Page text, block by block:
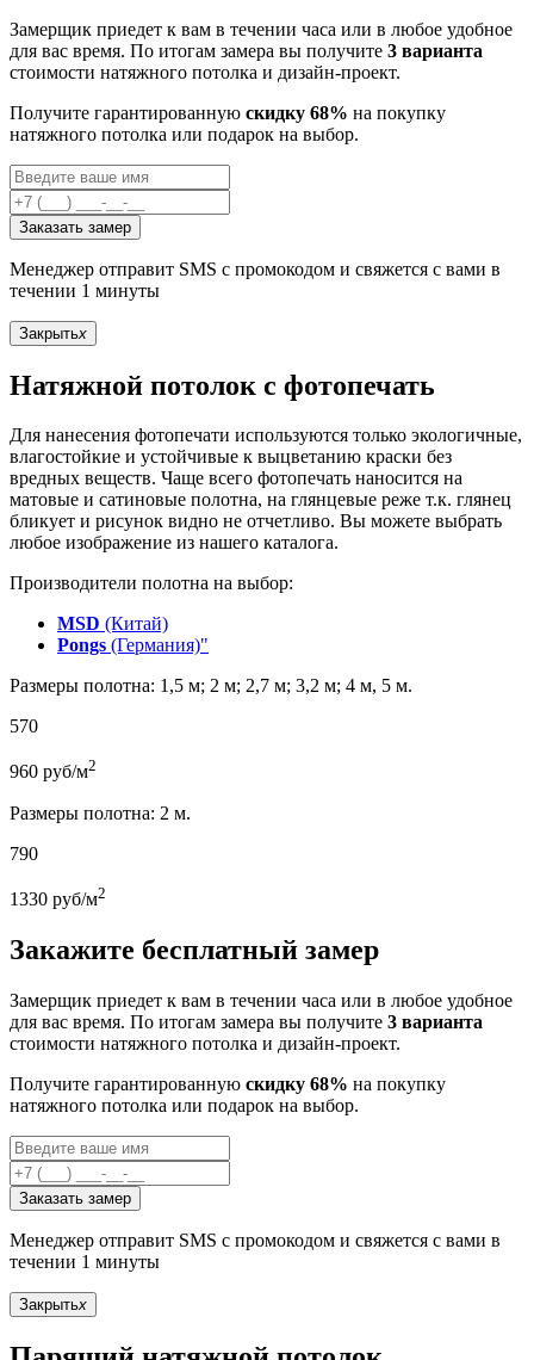
Замерщик приедет к вам в течении часа или в любое удобное
для вас время. По итогам замера вы получите 3 варианта
стоимости натяжного потолка и дизайн-проект.
Получите гарантированную скидку 68% на покупку
натяжного потолка или подарок на выбор.
Заказать замер
Менеджер отправит SMS с промокодом и свяжется с вами в
течении 1 минуты
Закрытьx
Натяжной потолок с фотопечать
Для нанесения фотопечати используются только экологичные,
влагостойкие и устойчивые к выцветанию краски без
вредных веществ. Чаще всего фотопечать наносится на
матовые и сатиновые полотна, на глянцевые реже т.к. глянец
бликует и рисунок видно не отчетливо. Вы можете выбрать
любое изображение из нашего каталога.
Производители полотна на выбор:
MSD (Китай)
Pongs (Германия)"
Размеры полотна: 1,5 м; 2 м; 2,7 м; 3,2 м; 4 м, 5 м.
570
960 руб/м2
Размеры полотна: 2 м.
790
1330 руб/м2
Закажите бесплатный замер
Замерщик приедет к вам в течении часа или в любое удобное
для вас время. По итогам замера вы получите 3 варианта
стоимости натяжного потолка и дизайн-проект.
Получите гарантированную скидку 68% на покупку
натяжного потолка или подарок на выбор.
Заказать замер
Менеджер отправит SMS с промокодом и свяжется с вами в
течении 1 минуты
Закрытьx